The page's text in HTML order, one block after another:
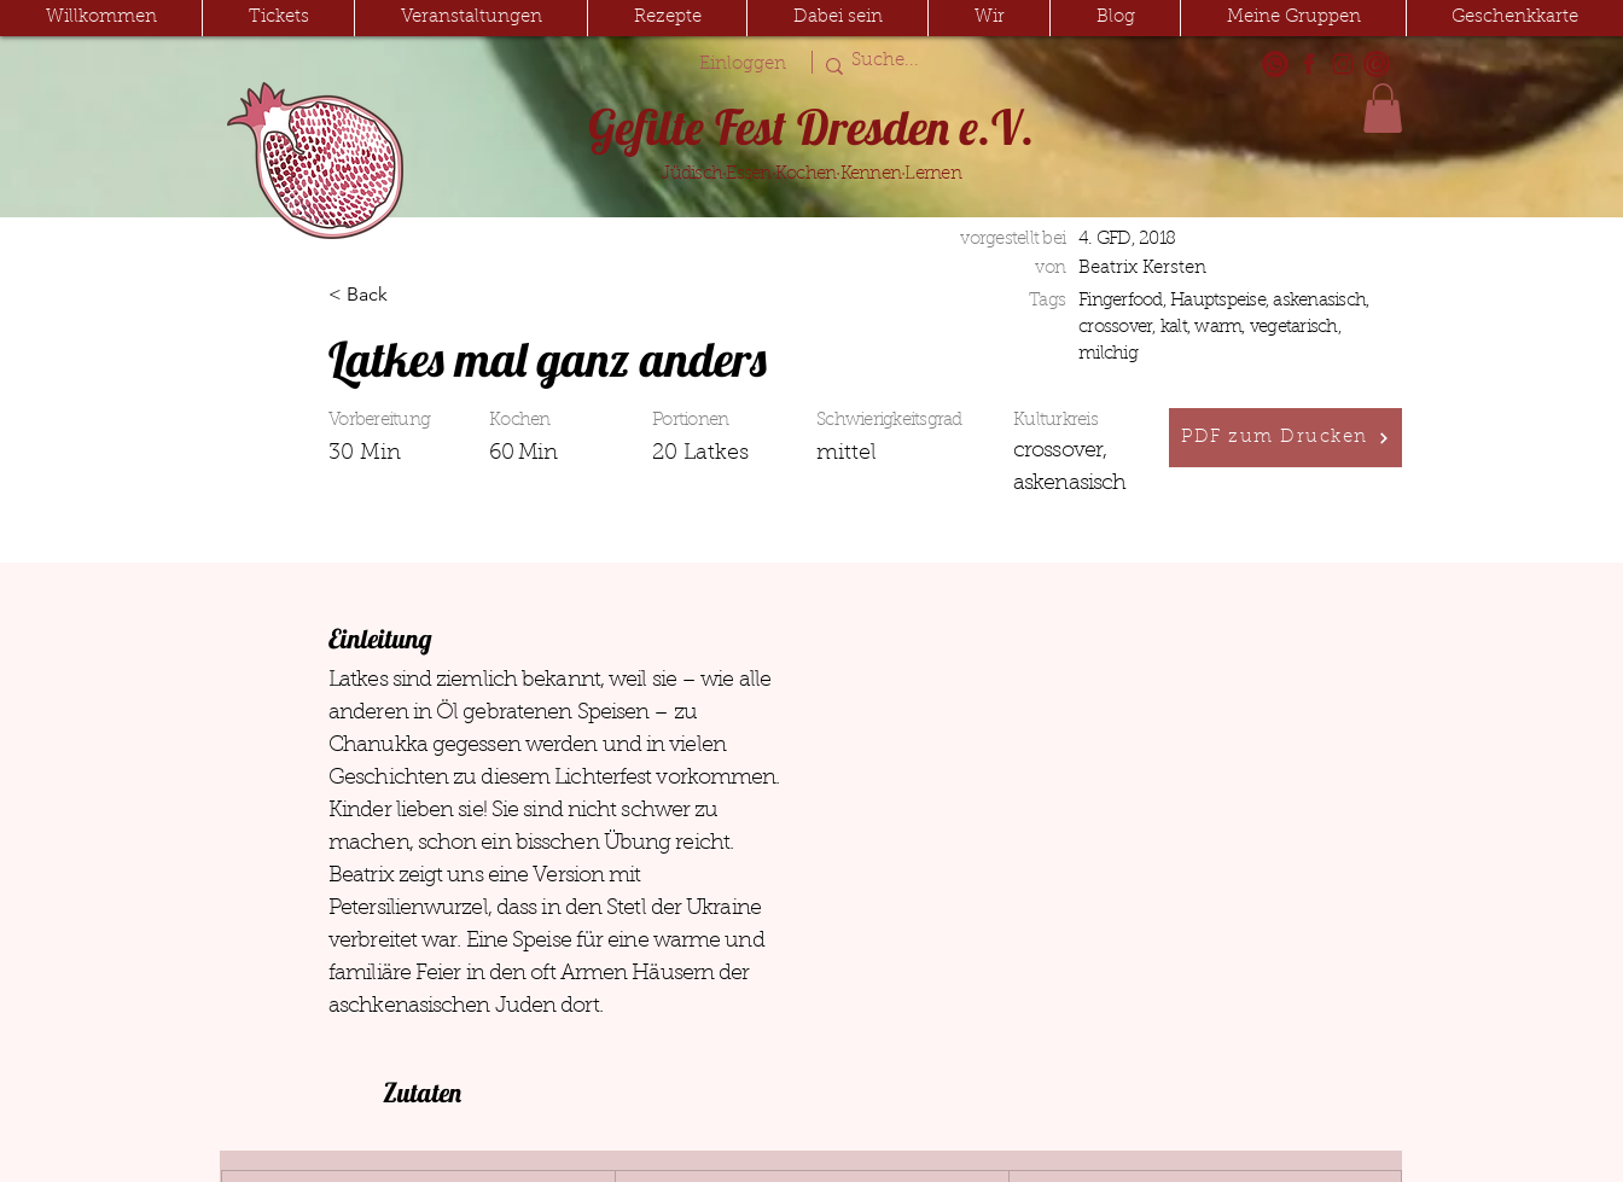
Willkommen Tickets Veranstaltungen Rezepte Dabei sein Wir Blog Meine Gruppen Geschenkkarte
Einloggen
Gefilte Fest Dresden e.V.
Jüdisch·Essen·Kochen·Kennen·Lernen
vorgestellt bei 4. GFD, 2018
Tags
von
Beatrix Kersten
Fingerfood, Hauptspeise, askenasisch,
crossover, kalt, warm, vegetarisch,
milchig
< Back
Latkes mal ganz anders
Vorbereitung
30 Min
Kochen
60 Min
Portionen
20 Latkes
Schwierigkeitsgrad
mittel
Kulturkreis
crossover,
askenasisch
PDF zum Drucken
Einleitung
Latkes sind ziemlich bekannt, weil sie – wie alle
anderen in Öl gebratenen Speisen – zu
Chanukka gegessen werden und in vielen
Geschichten zu diesem Lichterfest vorkommen.
Kinder lieben sie! Sie sind nicht schwer zu
machen, schon ein bisschen Übung reicht.
Beatrix zeigt uns eine Version mit
Petersilienwurzel, dass in den Stetl der Ukraine
verbreitet war. Eine Speise für eine warme und
familiäre Feier in den oft Armen Häusern der
aschkenasischen Juden dort.
Zutaten